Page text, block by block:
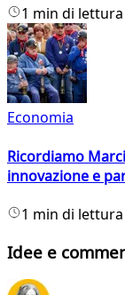
1 min di lettura
Economia
Ricordiamo
innovazione e
1 min di lettura
Idee e